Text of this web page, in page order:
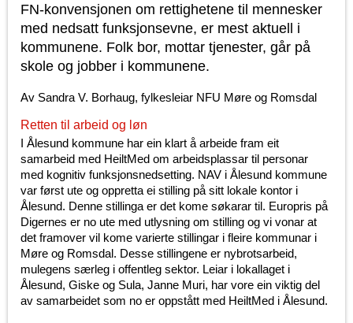
FN-konvensjonen om rettighetene til mennesker
med nedsatt funksjonsevne, er mest aktuell i
kommunene. Folk bor, mottar tjenester, går på
skole og jobber i kommunene.
Av Sandra V. Borhaug, fylkesleiar NFU Møre og Romsdal
Retten til arbeid og løn
I Ålesund kommune har ein klart å arbeide fram eit
samarbeid med HeiltMed om arbeidsplassar til personar
med kognitiv funksjonsnedsetting. NAV i Ålesund kommune
var først ute og oppretta ei stilling på sitt lokale kontor i
Ålesund. Denne stillinga er det kome søkarar til. Europris på
Digernes er no ute med utlysning om stilling og vi vonar at
det framover vil kome varierte stillingar i fleire kommunar i
Møre og Romsdal. Desse stillingene er nybrotsarbeid,
mulegens særleg i offentleg sektor. Leiar i lokallaget i
Ålesund, Giske og Sula, Janne Muri, har vore ein viktig del
av samarbeidet som no er oppstått med HeiltMed i Ålesund.